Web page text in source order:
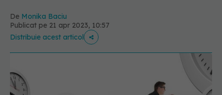
De Monika Baciu
Publicat pe 21 apr 2023, 10:57
Distribuie acest articol